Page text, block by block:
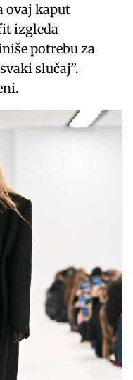
ovaj kaput
izgleda
potrebu za
slučaj”.